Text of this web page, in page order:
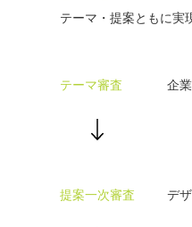
テーマ・提案ともに実
テーマ審査 企
提案一次審査 デ